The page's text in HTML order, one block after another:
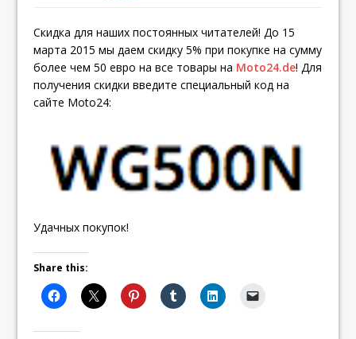
Скидка для наших постоянных читателей! До 15
марта 2015 мы даем скидку 5% при покупке на сумму
более чем 50 евро на все товары на Moto24.de! Для
получения скидки введите специальный код на
сайте Moto24:
Удачных покупок!
Share this: